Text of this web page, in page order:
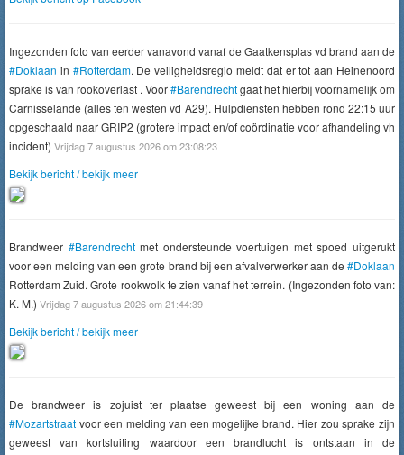
Ingezonden foto van eerder vanavond vanaf de Gaatkensplas vd brand aan de
#Doklaan in #Rotterdam. De veiligheidsregio meldt dat er tot aan Heinenoord
sprake is van rookoverlast . Voor#Barendrechtgaat het hierbij voornamelijk om
Carnisselande (alles ten westen vd A29). Hulpdiensten hebben rond 22:15 uur
opgeschaald naar GRIP2 (grotere impact en/of coördinatie voor afhandeling vh
incident) Vrijdag 7 augustus 2026 om 23:08:23
Bekijk bericht / bekijk meer
Brandweer #Barendrechtmet ondersteunde voertuigen met spoed uitgerukt
voor een melding van een grote brand bij een afvalverwerker aan de #Doklaan
Rotterdam Zuid. Grote rookwolk te zien vanaf het terrein. (Ingezonden foto van:
K. M.) Vrijdag 7 augustus 2026 om 21:44:39
Bekijk bericht / bekijk meer
De brandweer is zojuist ter plaatse geweest bij een woning aan de
#Mozartstraat voor een melding van een mogelijke brand. Hier zou sprake zijn
geweest van kortsluiting waardoor een brandlucht is ontstaan in de